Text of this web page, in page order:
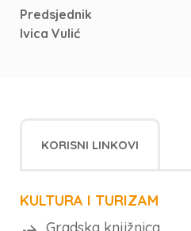
Predsjednik
Ivica Vulić
KORISNI LINKOVI
KULTURA I TURIZAM